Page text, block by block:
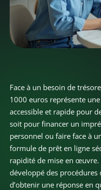
Face à un besoin de
1000 euros représente
accessible et rapide pour
soit pour financer un
personnel ou faire face à
formule de prêt en ligne
rapidité de mise en œuvre.
développé des
d’obtenir une réponse en